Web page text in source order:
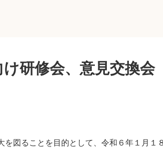
研修会、意見交換会
図ることを目的として、令和６年１月